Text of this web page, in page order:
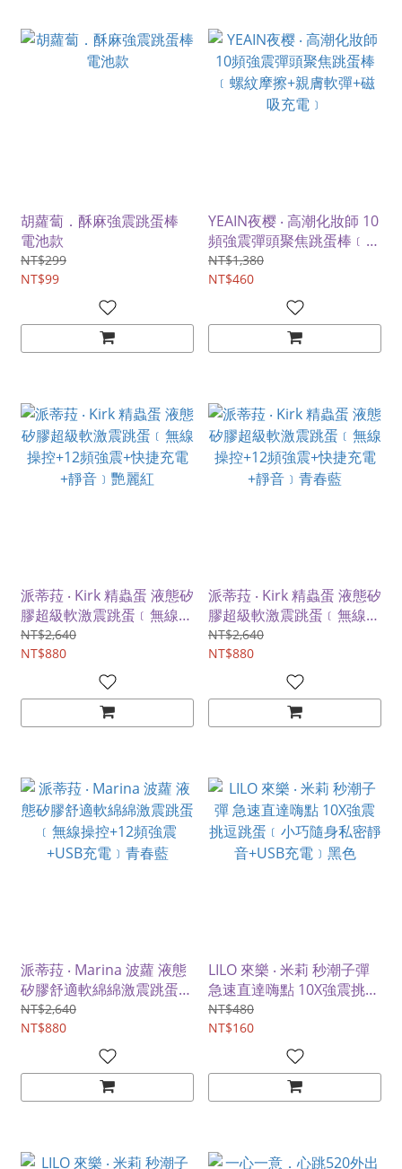
胡蘿蔔．酥麻強震跳蛋棒
電池款
NT$299
NT$99
YEAIN夜樱 ‧ 高潮化妝師 10
頻強震彈頭聚焦跳蛋棒﹝螺
紋摩擦+親膚軟彈+磁吸充
電﹞
NT$1,380
NT$460
派蒂菈 ‧ Kirk 精蟲蛋 液態矽
膠超級軟激震跳蛋﹝無線操
控+12頻強震+快捷充電+靜
音﹞艷麗紅
NT$2,640
NT$880
派蒂菈 ‧ Kirk 精蟲蛋 液態矽
膠超級軟激震跳蛋﹝無線操
控+12頻強震+快捷充電+靜
音﹞青春藍
NT$2,640
NT$880
派蒂菈 ‧ Marina 波蘿 液態
矽膠舒適軟綿綿激震跳蛋
﹝無線操控+12頻強震
+USB充電﹞青春藍
NT$2,640
NT$880
LILO 來樂 ‧ 米莉 秒潮子彈
急速直達嗨點 10X強震挑逗
跳蛋﹝小巧隨身私密靜音
+USB充電﹞黑色
NT$480
NT$160